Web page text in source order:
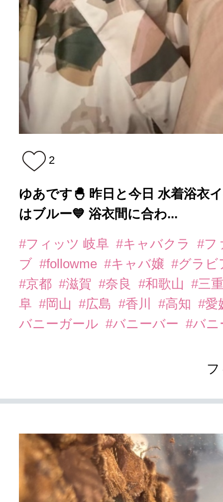
2
ゆあです🐣 昨日と今日 水着浴衣
はブルー💙 浴衣間に合わ...
#フィッツ 岐阜 #キャバクラ
#フ
ブ #followme #キャバ嬢 #グラ
#京都 #滋賀 #奈良 #和歌山
#三
阜 #岡山 #広島 #香川 #高知 #愛
バニーガール #バニーバー #バ